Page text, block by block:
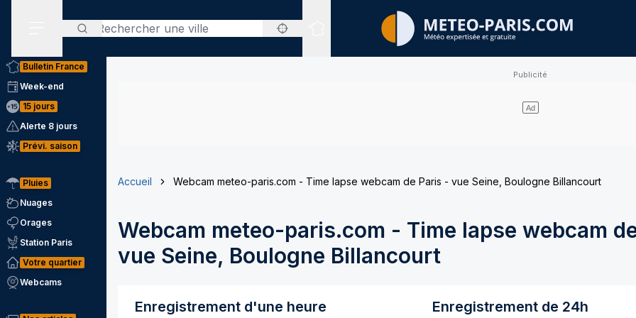
Rechercher
Sites expertisés
Bulletin France
Week-end
15 jours
Alerte 8 jours
Prévi. saison
Pluies
Nuages
Orages
Station Paris
Votre quartier
Webcams
Accueil Webcam meteo-paris.com - Time lapse webcam de Paris - vue Seine, Boulogne Billancourt
Webcam meteo-paris.com - Time lapse webcam
vue Seine, Boulogne Billancourt
Enregistrement d'une heure Enregistrement de 24h